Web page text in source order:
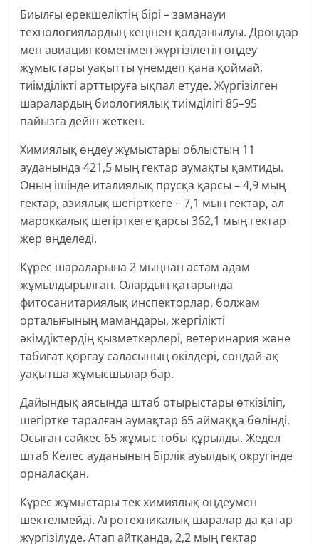
Биылғы ерекшеліктің бірі – заманауи
технологиялардың кеңінен қолданылуы. Дрондар
мен авиация көмегімен жүргізілетін өңдеу
жұмыстары уақытты үнемдеп қана қоймай,
тиімділікті арттыруға ықпал етуде. Жүргізілген
шаралардың биологиялық тиімділігі 85–95
пайызға дейін жеткен.
Химиялық өңдеу жұмыстары облыстың 11
ауданында 421,5 мың гектар аумақты қамтиды.
Оның ішінде италиялық прусқа қарсы – 4,9 мың
гектар, азиялық шегірткеге – 7,1 мың гектар, ал
мароккалық шегірткеге қарсы 362,1 мың гектар
жер өңделеді.
Күрес шараларына 2 мыңнан астам адам
жұмылдырылған. Олардың қатарында
фитосанитариялық инспекторлар, болжам
орталығының мамандары, жергілікті
әкімдіктердің қызметкерлері, ветеринария және
табиғат қорғау саласының өкілдері, сондай-ақ
уақытша жұмысшылар бар.
Дайындық аясында штаб отырыстары өткізіліп,
шегіртке таралған аумақтар 65 аймаққа бөлінді.
Осыған сәйкес 65 жұмыс тобы құрылды. Жедел
штаб Келес ауданының Бірлік ауылдық округінде
орналасқан.
Күрес жұмыстары тек химиялық өңдеумен
шектелмейді. Агротехникалық шаралар да қатар
жүргізілуде. Атап айтқанда, 2,2 мың гектар